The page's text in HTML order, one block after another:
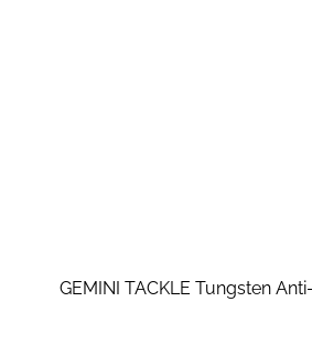
GEMINI TACKLE Tungsten